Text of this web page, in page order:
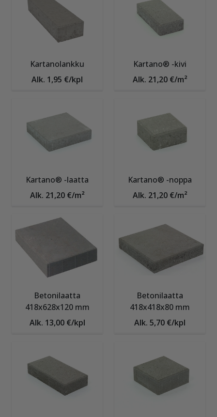
Kartanolankku
Alk. 1,95 €/kpl
Kartano® -kivi
Alk. 21,20 €/m²
Kartano® -laatta
Alk. 21,20 €/m²
Kartano® -noppa
Alk. 21,20 €/m²
Betonilaatta
418x628x120 mm
Alk. 13,00 €/kpl
Betonilaatta
418x418x80 mm
Alk. 5,70 €/kpl